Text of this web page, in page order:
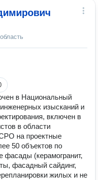
в Национальный
изысканий и
включен в
в области
на проектные
50 объектов по
фасады (керамогранит,
фасадный сайдинг,
жилых и не